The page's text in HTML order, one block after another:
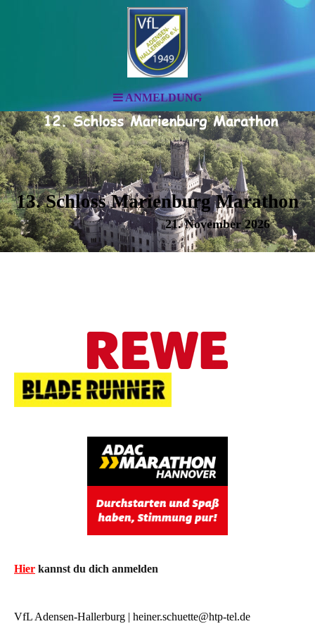
ANMELDUNG
13. Schloss Marienburg Marathon
21. November 2026
Hier kannst du dich anmelden
VfL Adensen-Hallerburg | heiner.schuette@htp-tel.de